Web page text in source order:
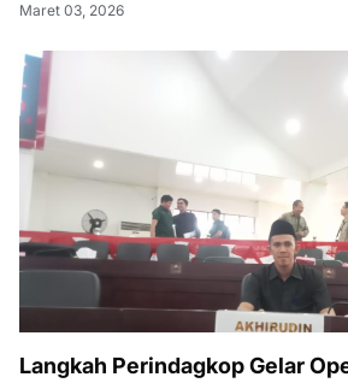
Maret 03, 2026
Langkah Perindagkop Gelar